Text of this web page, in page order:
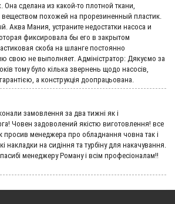
Она сделана из какой-то плотной ткани,
похожей на прорезиненный пластик.
Аква Мания, устраните недостатки насоса и
фиксировала бы его в закрытом
скоба на шланге постоянно
свою не выполняет. Адмiнiстратор: Дякуємо за
тому було кілька звернень щодо насосів,
а конструкція доопрацьована.
замовлення за два тижні як і
Човен задоволений якістю виготовлення! все
просив менеджера про обладнання човна так і
накладки на сидіння та турбіну для накачування.
менеджеру Роману і всім професіоналам!!